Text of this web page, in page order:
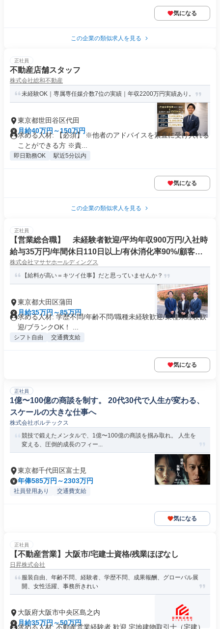
気になる
この企業の類似求人を見る
正社員
不動産店舗スタッフ
株式会社総和不動産
未経験OK｜専属専任媒介数7位の実績｜年収2200万円実績あり。
東京都世田谷区代田
月給40万円～150万円
求める人材: 【必須】 ※他者のアドバイスを素直に受け入れる
ことができる方 ※責...
即日勤務OK 駅近5分以内
気になる
この企業の類似求人を見る
正社員
【営業総合職】 未経験者歓迎/平均年収900万円/入社時
給与35万円/年間休日110日以上/有休消化率90%/顧客か
らのリピート依頼が中心
株式会社マサヤホールディングス
【給料が高い＝キツイ仕事】だと思っていませんか？
東京都大田区蒲田
月給35万円～85万円
求める人材: 学歴不問/年齢不問/職種未経験歓迎/業種未経験歓
迎/ブランクOK！ ...
シフト自由 交通費支給
気になる
正社員
1億〜100億の商談を制す。 20代30代で人生が変わる、
スケールの大きな仕事へ
株式会社ボルテックス
競技で鍛えたメンタルで、1億〜100億の商談を掴み取れ。 人生を
変える、圧倒的成長のフィー...
東京都千代田区富士見
年俸585万円～2303万円
社員登用あり 交通費支給
気になる
正社員
【不動産営業】大阪市/宅建士資格/残業ほぼなし
日昇株式会社
服装自由、年齢不問、経験者、学歴不問、成果報酬、グローバル展
開、女性活躍、事務所きれい
大阪府大阪市中央区島之内
月給35万円～50万円
求める人材: 不動産営業経験者 歓迎 宅地建物取引士（宅建）